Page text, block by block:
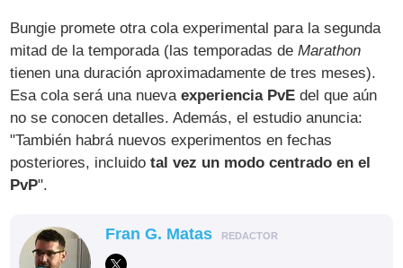
Bungie promete otra cola experimental para la segunda
mitad de la temporada (las temporadas deMarathon
tienen una duración aproximadamente de tres meses).
Esa cola será una nuevaexperiencia PvE del que aún
no se conocen detalles. Además, el estudio anuncia:
"También habrá nuevos experimentos en fechas
posteriores, incluidotal vez un modo centrado en el
PvP".
Fran G. Matas REDACTOR